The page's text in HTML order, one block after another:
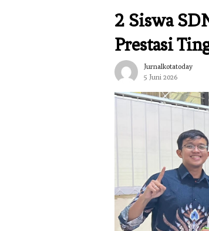
2 Siswa
Prestasi
Jurnalkotatoday
5 Juni 2026